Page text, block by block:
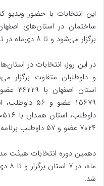
این انتخابات با حضور ویدیو
ساختمان در استان‌های
برگزار می‌شود و تا ۸ دی‌ماه در تمامی استان‌ها ادامه خواهد داشت.
در این روز، انتخابات در
و داوطلبان متفاوت
۷۰۲۴ عضو و ۵۷ داوطلب برنامه‌ریزی شده است.
شد.